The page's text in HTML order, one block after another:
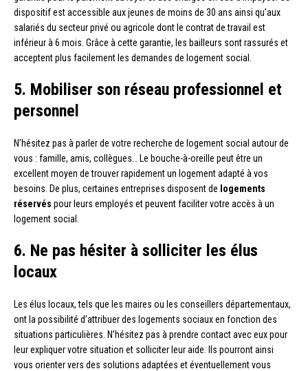
dispositif est accessible aux jeunes de moins de 30 ans ainsi qu’aux
salariés du secteur privé ou agricole dont le contrat de travail est
inférieur à 6 mois. Grâce à cette garantie, les bailleurs sont rassurés et
acceptent plus facilement les demandes de logement social.
5. Mobiliser son réseau professionnel et
personnel
N’hésitez pas à parler de votre recherche de logement social autour de
vous : famille, amis, collègues… Le bouche-à-oreille peut être un
excellent moyen de trouver rapidement un logement adapté à vos
besoins. De plus, certaines entreprises disposent de logements
réservés pour leurs employés et peuvent faciliter votre accès à un
logement social.
6. Ne pas hésiter à solliciter les élus
locaux
Les élus locaux, tels que les maires ou les conseillers départementaux,
ont la possibilité d’attribuer des logements sociaux en fonction des
situations particulières. N’hésitez pas à prendre contact avec eux pour
leur expliquer votre situation et solliciter leur aide. Ils pourront ainsi
vous orienter vers des solutions adaptées et éventuellement vous